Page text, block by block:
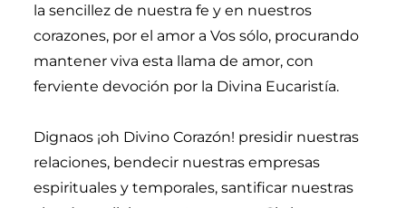
la sencillez de nuestra fe y en nuestros
corazones, por el amor a Vos sólo, procurando
mantener viva esta llama de amor, con
ferviente devoción por la Divina Eucaristía.
Dignaos ¡oh Divino Corazón! presidir nuestras
relaciones, bendecir nuestras empresas
espirituales y temporales, santificar nuestras